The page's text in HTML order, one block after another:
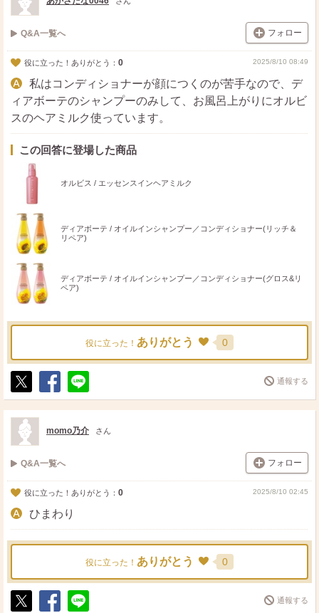
Q&A一覧へ フォロー
役に立った！ありがとう： 0 2025/8/10 08:49
私はコンディショナーが顔につくのが苦手なので、デ
ィアボーテのシャンプーのみして、お風呂上がりにオルビ
スのヘアミルク使っています。
この回答に登場した商品
オルビス / エッセンスインヘアミルク
ディアボーテ / オイルインシャンプー／コンディショナー(リッチ＆
リペア)
ディアボーテ / オイルインシャンプー／コンディショナー(グロス&リ
ペア)
役に立った！ ありがとう 0
ポ
ス
ト
シ
ェ
送
る
通報する
momo乃介 さん
Q&A一覧へ フォロー
役に立った！ありがとう： 0 2025/8/10 02:45
ひまわり
役に立った！ ありがとう 0
通報する